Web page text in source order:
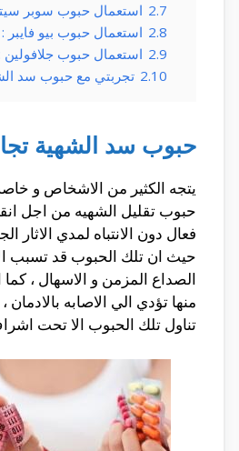
2.7 استعمال حبوب سوبر
2.8 استعمال حبوب بيو فايبر :
2.9 استعمال حبوب جلافولين
2.10 تجربتي مع حبوب سد
حبوب سد الشهية
يتجه الكثير من الاشخاص و
حبوب تقليل الشهيه من اجل
فعال دون الانتباه لمدي الاثار
حيث ان تلك الحبوب قد تسبب
الصداع المزمن و الاسهال ،
منها تؤدي الي الاصابه
تناول تلك الحبوب الا تحت